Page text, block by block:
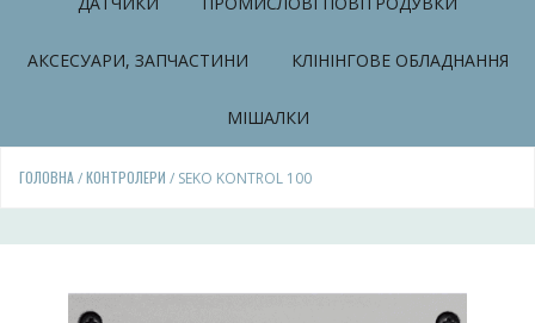
АКСЕСУАРИ, ЗАПЧАСТИНИ КЛІНІНГОВЕ ОБЛАДНАННЯ
МІШАЛКИ
ГОЛОВНА/КОНТРОЛЕРИ / SEKO KONTROL 100